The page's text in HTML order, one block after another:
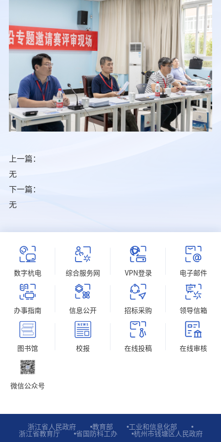
上一篇：
无
下一篇：
无
数字杭电 综合服务网 VPN登录 电子邮件
办事指南 信息公开 招标采购 领导信箱
图书馆 校报 在线投稿 在线审核
微信公众号
浙江省人民政府 教育部
工业和信息化部
浙江省教育厅
省国防科工办 杭州市钱塘区人民政府